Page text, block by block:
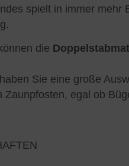
spielt in immer mehr
die
Sie eine große
Zaunpfosten, egal ob